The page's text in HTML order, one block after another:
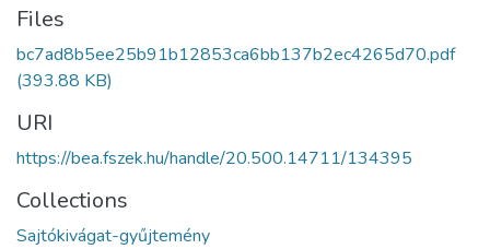
Files
bc7ad8b5ee25b91b12853ca6bb137b2ec4265d70.pdf
(393.88 KB)
URI
https://bea.fszek.hu/handle/20.500.14711/134395
Collections
Sajtókivágat-gyűjtemény